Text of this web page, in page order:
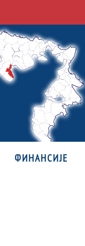
ФИНАНСИЈЕ